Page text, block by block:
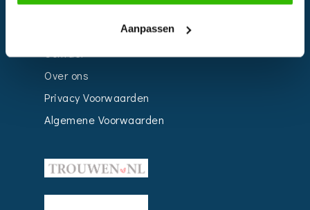
Aanpassen
Over ons
Privacy Voorwaarden
Algemene Voorwaarden